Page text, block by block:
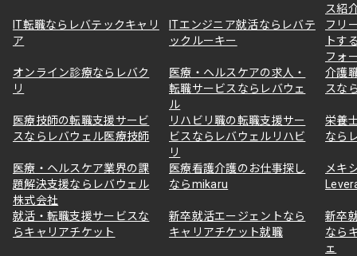
ス紹
IT転職ならレバテックキャリ
ア
ITエンジニア就活ならレバテ
ックルーキー
フリ
トす
フォ
オンライン診療ならレバク
リ
医療・ヘルスケアの求人・
転職サービスならレバウェ
ル
介護
スな
医療技師の転職支援サービ
スならレバウェル医療技師
リハビリ職の転職支援サー
ビスならレバウェルリハビ
リ
栄養
なら
医療・ヘルスケア業界の課
題解決支援ならレバウェル
株式会社
医療看護介護のお仕事探し
ならmikaru
メキ
就活・転職支援サービスな
らキャリアチケット
新卒就活エージェントなら
キャリアチケット就職
新卒
なら
ェ